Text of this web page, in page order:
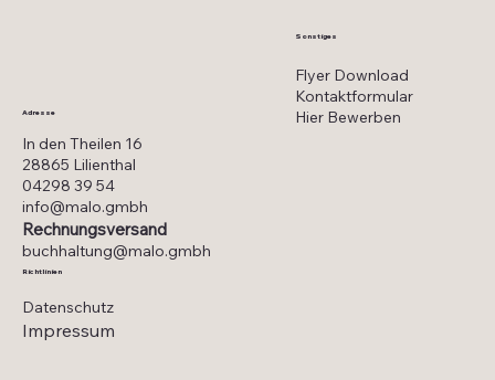
In den Theilen 16
28865 Lilienthal
04298 39 54
info@malo.gmbh
Rechnungsversand
buchhaltung@malo.gmbh
Adresse
Richtlinien
Datenschutz
Impressum
Sonstiges
Flyer Download
Kontaktformular
Hier Bewerben